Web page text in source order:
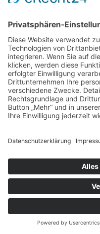
Informationen
Stellenangebote
Datenschutzerklärung